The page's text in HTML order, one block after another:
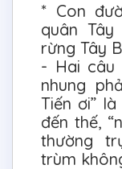
* Con
quân Tây
rừng Tây
- Hai câu
nhung
Tiến ơi”
đến thế,
thường
trùm